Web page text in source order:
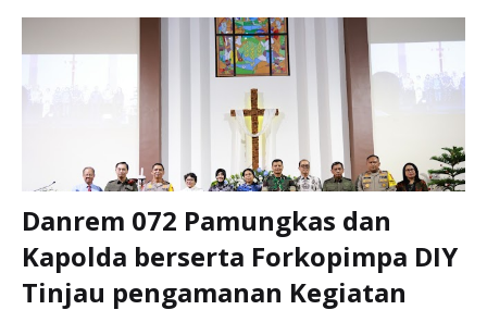
Danrem 072 Pamungkas dan
Kapolda berserta Forkopimpa DIY
Tinjau pengamanan Kegiatan